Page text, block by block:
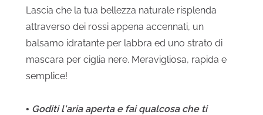
Lascia che la tua bellezza naturale risplenda
attraverso dei rossi appena accennati, un
balsamo idratante per labbra ed uno strato di
mascara per ciglia nere. Meravigliosa, rapida e
semplice!
• Goditi l'aria aperta e fai qualcosa che ti